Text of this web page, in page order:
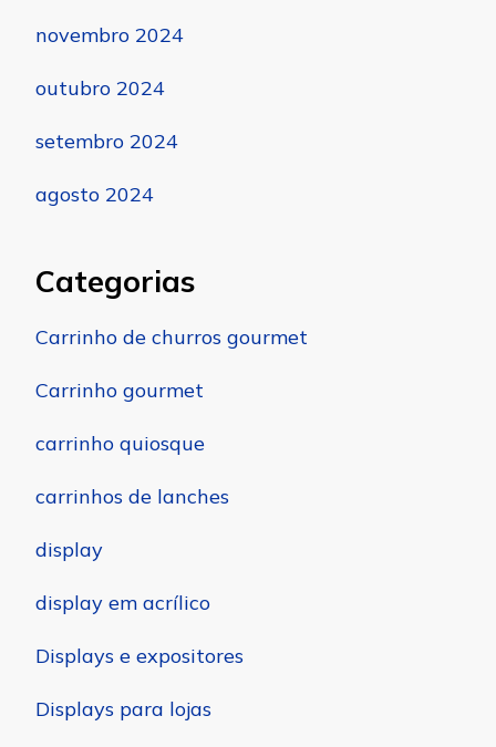
novembro 2024
outubro 2024
setembro 2024
agosto 2024
Categorias
Carrinho de churros gourmet
Carrinho gourmet
carrinho quiosque
carrinhos de lanches
display
display em acrílico
Displays e expositores
Displays para lojas